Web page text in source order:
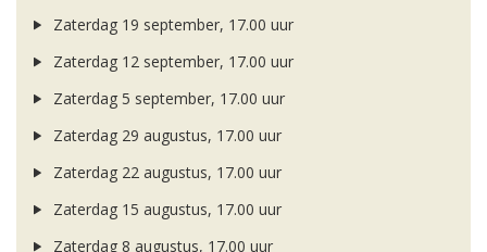
Zaterdag 19 september, 17.00 uur
Zaterdag 12 september, 17.00 uur
Zaterdag 5 september, 17.00 uur
Zaterdag 29 augustus, 17.00 uur
Zaterdag 22 augustus, 17.00 uur
Zaterdag 15 augustus, 17.00 uur
Zaterdag 8 augustus, 17.00 uur